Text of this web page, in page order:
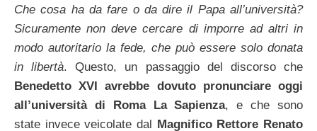
Che cosa ha da fare o da dire il Papa all’università?
Sicuramente non deve cercare di imporre ad altri in
modo autoritario la fede, che può essere solo donata
in libertà. Questo, un passaggio del discorso che
Benedetto XVI avrebbe dovuto pronunciare oggi
all’università di Roma La Sapienza, e che sono
state invece veicolate dal Magnifico Rettore Renato